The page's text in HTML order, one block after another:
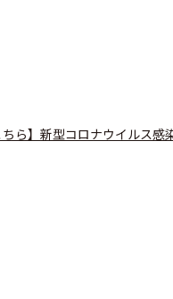
ちら】新型コロナウイルス